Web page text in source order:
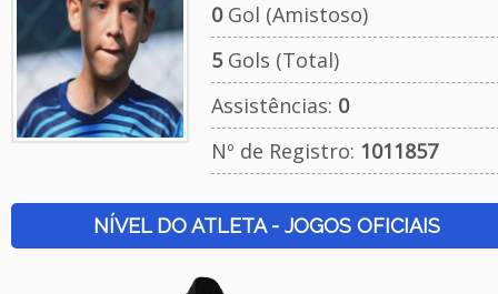
0Gol (Amistoso)
5Gols (Total)
Assistências: 0
Nº de Registro: 1011857
NÍVEL DO ATLETA - JOGOS OFICIAIS